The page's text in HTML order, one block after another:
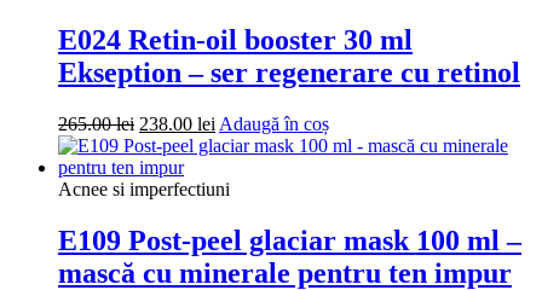
E024 Retin-oil booster 30 ml
Ekseption – ser regenerare cu retinol
265.00lei Prețul
inițial
a
fost:
238.00 lei Prețul
curent
238.00 lei.
Adaugă în coș
Acnee si imperfectiuni
E109 Post-peel glaciar mask 100 ml –
mască cu minerale pentru ten impur